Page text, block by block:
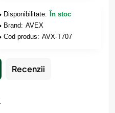
Disponibilitate:
În stoc
Brand: AVEX
Cod produs: AVX-T707
Recenzii